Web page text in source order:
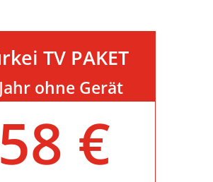
TV PAKET
ohne Gerät
58 €